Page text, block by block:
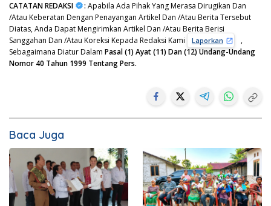
CATATAN REDAKSI : Apabila Ada Pihak Yang Merasa Dirugikan Dan
/Atau Keberatan Dengan Penayangan Artikel Dan /Atau Berita Tersebut
Diatas, Anda Dapat Mengirimkan Artikel Dan /Atau Berita Berisi
Sanggahan Dan /Atau Koreksi Kepada Redaksi Kami
Laporkan
,
Sebagaimana Diatur Dalam Pasal (1) Ayat (11) Dan (12) Undang-Undang
Nomor 40 Tahun 1999 Tentang Pers.
Baca Juga